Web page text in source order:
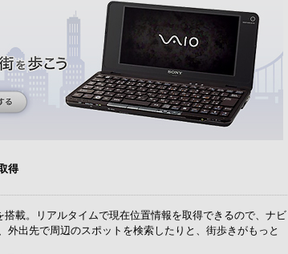
得
搭載。リアルタイムで現在位置情報を取得できるので、ナビ
外出先で周辺のスポットを検索したりと、街歩きがもっと